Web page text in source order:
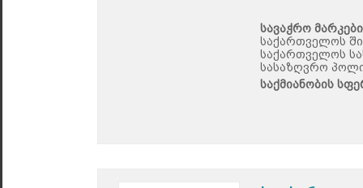
სავაჭრო
საქართველოს
საქართველოს
სასაზღვრო
საქმიანობის